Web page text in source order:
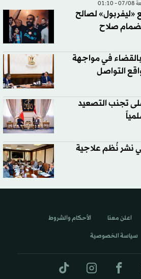
01:10
لصالح
صلاح
بالقضاء في مواجهة
التواصل
تجنب التصعيد
نشر نُظم علاجية
اعلن معنا الأحكام والشروط
سياسة الخصوصية